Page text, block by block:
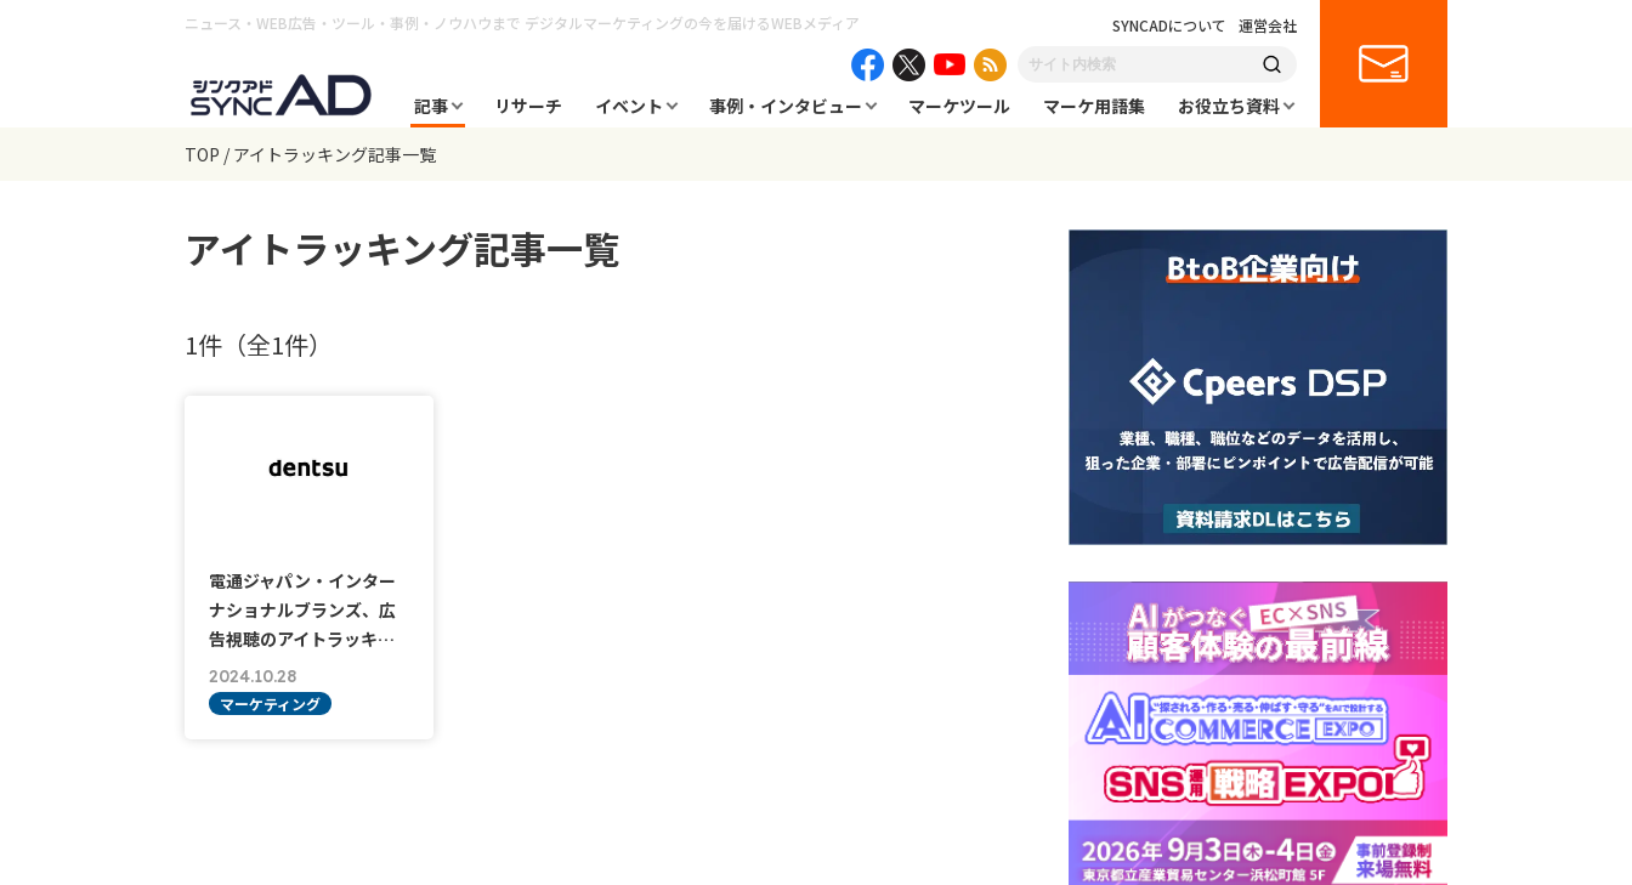
ニュース・WEB広告・ツール・事例・ノウハウまで デジタルマーケティングの今を届けるWEBメディア SYNCADについて 運営会社
記事 リサーチ イベント 事例・インタビュー マーケツール マーケ用語集
お役立ち資料
TOP
アイトラッキング記事一覧
アイトラッキング記事一覧
1件（全1件）
電通ジャパン・インター
ナショナルブランズ、広
告視聴のアイトラッキ…
2024.10.28
マーケティング